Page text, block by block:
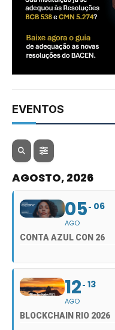
EVENTOS
AGOSTO, 2026
05
AGO
06
CONTA AZUL CON 26
12
AGO
13
BLOCKCHAIN RIO 2026